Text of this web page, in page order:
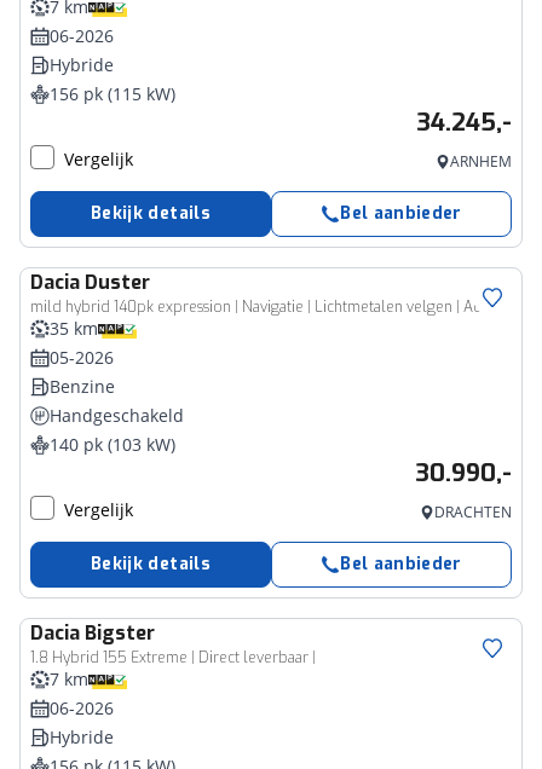
7 km
06-2026
Hybride
156 pk (115 kW)
34.245,-
Vergelijk ARNHEM
Bekijk details Bel aanbieder
Dacia Duster
mild hybrid 140pk expression | Navigatie | Lichtmetalen velgen | Achteruitrijcamera |
35 km
05-2026
Benzine
Handgeschakeld
140 pk (103 kW)
30.990,-
Vergelijk DRACHTEN
Bekijk details Bel aanbieder
Dacia Bigster
1.8 Hybrid 155 Extreme | Direct leverbaar |
7 km
06-2026
Hybride